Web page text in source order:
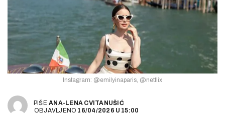
Instagram: @emilyinaparis, @netflix
PIŠEANA-LENA CVITANUŠIĆ
OBJAVLJENO 16/04/2026 U 15:00